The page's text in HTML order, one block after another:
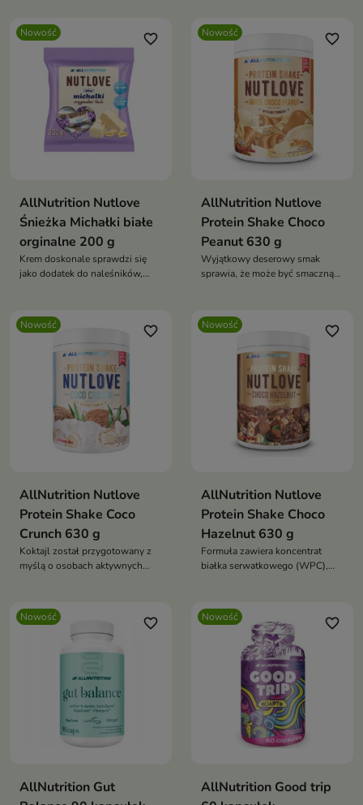
Nowość
favorite_border
AllNutrition Nutlove
Śnieżka Michałki białe
orginalne 200 g
Krem doskonale sprawdzi się
jako dodatek do naleśników,
samodzielna słodka przekąska.
Nowość favorite_border
AllNutrition Nutlove
Protein Shake Choco
Peanut 630 g
Wyjątkowy deserowy smak
sprawia, że może być smaczną
Nowość
favorite_border
AllNutrition Nutlove
Protein Shake Coco
Crunch 630 g
Koktajl został przygotowany z
myślą o osobach aktywnych
prosty i smaczny sposób
uzupełnić swoją dietę w białko.
Nowość favorite_border
AllNutrition Nutlove
Protein Shake Choco
Hazelnut 630 g
Formuła zawiera koncentrat
białka serwatkowego (WPC),
wspiera regenerację mięśni po
wysiłku.
Nowość favorite_border
AllNutrition Gut
Nowość favorite_border
AllNutrition Good trip